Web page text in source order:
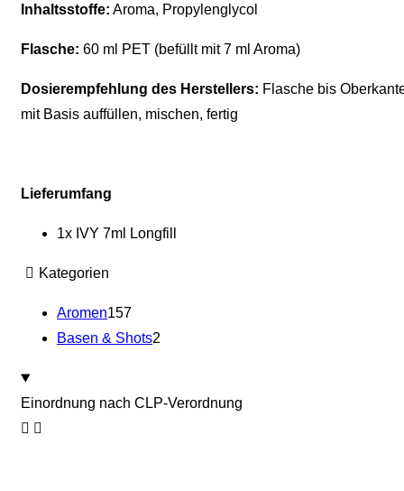
Inhaltsstoffe: Aroma, Propylenglycol
Flasche: 60 ml PET (befüllt mit 7 ml Aroma)
Dosierempfehlung des Herstellers: Flasche bis
mit Basis auffüllen, mischen, fertig
Lieferumfang
1x IVY 7ml Longfill
Kategorien
Aromen157
Basen & Shots2
Einordnung nach CLP-Verordnung